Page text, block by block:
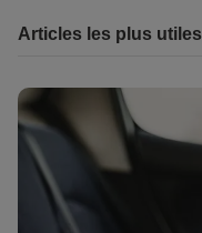
Articles les plus utiles